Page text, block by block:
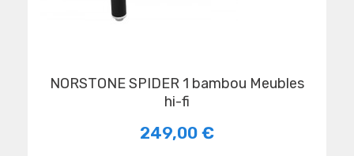
NORSTONE SPIDER 1 bambou Meubles
hi-fi
249,00 €